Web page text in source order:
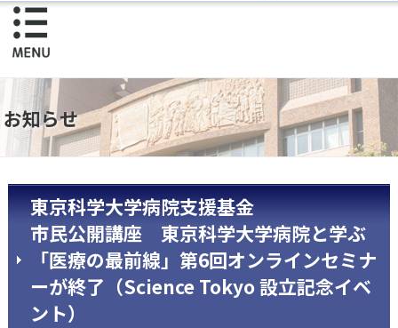
お知らせ
東京科学大学病院支援基金
市民公開講座 東京科学大学病院と学ぶ
「医療の最前線」第6回オンラインセミナ
ーが終了（Science Tokyo 設立記念イベ
ント）